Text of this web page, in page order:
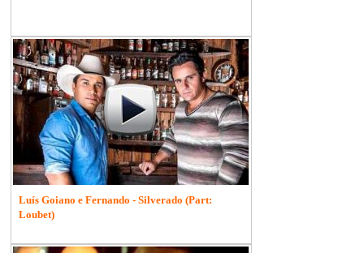
Luís Goiano e Fernando - Silverado (Part:
Loubet)